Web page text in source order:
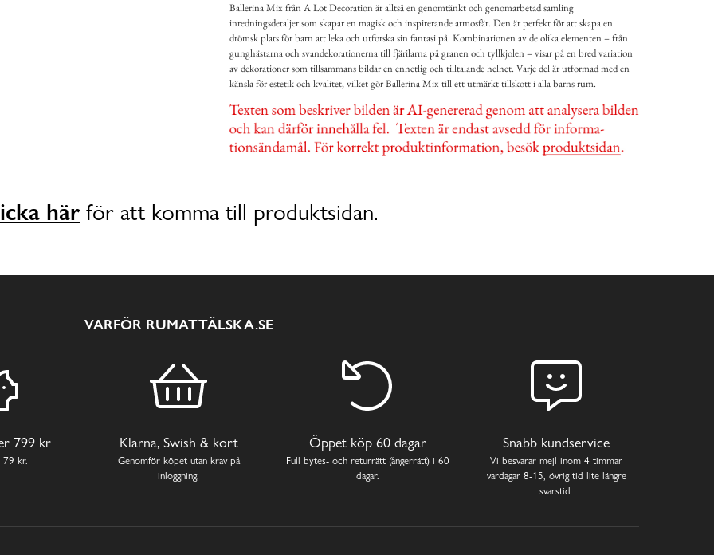
Ballerina Mix från A Lot Decoration är alltså en genomtänkt och genomarbetad samling
inredningsdetaljer som skapar en magisk och inspirerande atmosfär. Den är perfekt för att skapa en
drömsk plats för barn att leka och utforska sin fantasi på. Kombinationen av de olika elementen – från
gunghästarna och svandekorationerna till fjärilarna på granen och tyllkjolen – visar på en bred variation
av dekorationer som tillsammans bildar en enhetlig och tilltalande helhet. Varje del är utformad med en
känsla för estetik och kvalitet, vilket gör Ballerina Mix till ett utmärkt tillskott i alla barns rum.
här för att komma till produktsidan.
VARFÖR RUMATTÄLSKA.SE
799 kr
79 kr.
Klarna, Swish & kort
Genomför köpet utan krav på
inloggning.
Öppet köp 60 dagar
Full bytes- och returrätt (ångerrätt) i 60
dagar.
Snabb kundservice
Vi besvarar mejl inom 4 timmar
vardagar 8-15, övrig tid lite längre
svarstid.